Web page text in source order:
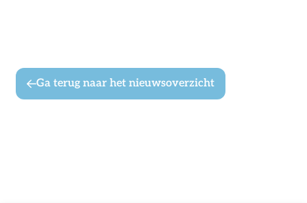
Ga terug naar het nieuwsoverzicht